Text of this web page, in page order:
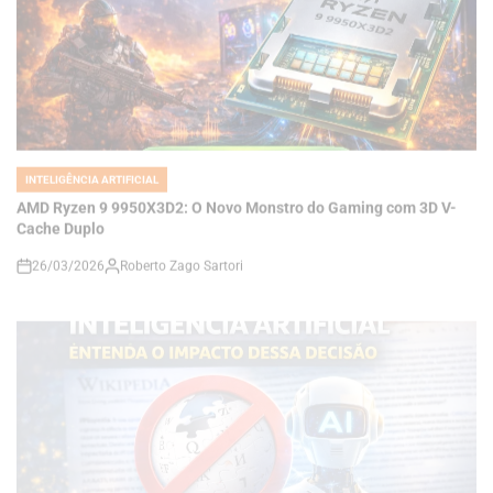
POSTED
INTELIGÊNCIA ARTIFICIAL
AMD Ryzen 9 9950X3D2: O Novo Monstro do Gaming com 3D V-
Cache Duplo
on
26/03/2026 Roberto Zago Sartori
POSTED
IN
INTELIGÊNCIA ARTIFICIAL
Wikipedia Baniu Uso de Inteligência Artificial: Entenda o Impacto